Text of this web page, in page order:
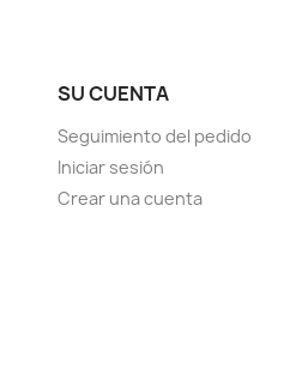
SU CUENTA
Seguimiento del pedido
Iniciar sesión
Crear una cuenta